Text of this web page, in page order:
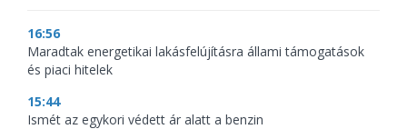
16:56
Maradtak energetikai lakásfelújításra állami támogatások
és piaci hitelek
15:44
Ismét az egykori védett ár alatt a benzin